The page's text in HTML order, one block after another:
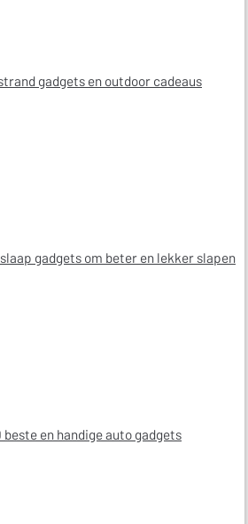
gadgets en outdoor cadeaus
slaap gadgets om beter en lekker slapen
beste en handige auto gadgets